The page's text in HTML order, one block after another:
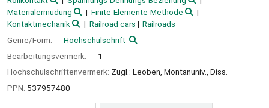
Materialermüdung
Finite-Elemente-Methode
Kontaktmechanik
Railroad cars
Railroads
Genre/Form:
Hochschulschrift
Bearbeitungsvermerk:
1
Hochschulschriftenvermerk: Zugl.: Leoben, Montanuniv., Diss.
PPN: 537957480